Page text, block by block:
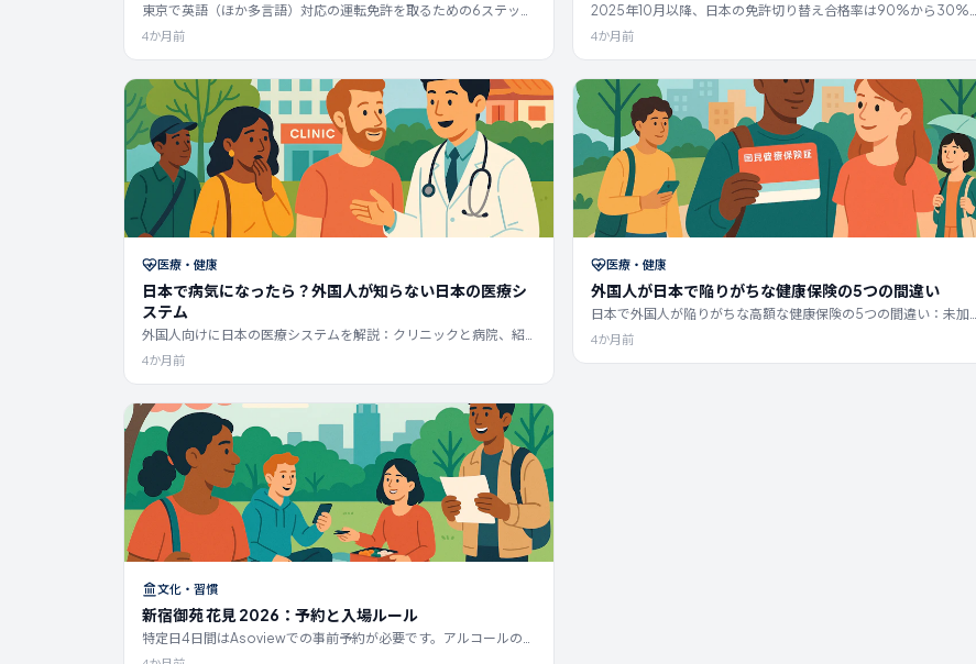
東京で英語（ほか多言語）対応の運転免許を取るための6ステッ
プ：予約制ルール、言語別の曜日・センター、Samezu／Fuchu
／Kotoの違い、書類準備の注意点（2026年情報）。
4か月前
2025年10月以降、日本の免許切り替え合格率は90%から30%に
急落しました。大阪での門真・光明池での予約、新しい50問の試
験、技能試験のヒントを解説します。
4か月前
医療・健康
日本で病気になったら？外国人が知らない日本の医療シ
ステム
外国人向けに日本の医療システムを解説：クリニックと病院、紹
介状、問診票、費用、そして英語対応の医師を見つける方法。
4か月前
医療・健康
外国人が日本で陥りがちな健康保険の5つの間違い
日本で外国人が陥りがちな高額な健康保険の5つの間違い：未加
入、雇用主による不正、マイナ保険証への移行、保険料不払い、
補償範囲のギャップ。
4か月前
文化・習慣
新宿御苑 花見 2026：予約と入場ルール
特定日4日間はAsoviewでの事前予約が必要です。アルコールの持
ち込みは禁止されており、手荷物検査があります。入園料¥500、